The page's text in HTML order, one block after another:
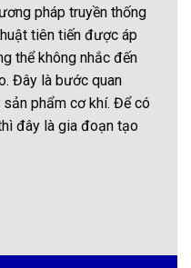
pháp truyền thống
tiên tiến được áp
thể không nhắc đến
Đây là bước quan
phẩm cơ khí. Để có
đây là gia đoạn tạo